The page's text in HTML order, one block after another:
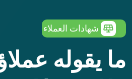
شهادات العملاء
ما يقوله